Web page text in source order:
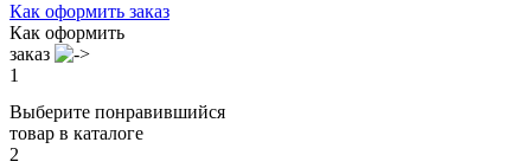
Как оформить заказ
Как оформить
заказ
1
Выберите понравившийся
товар в каталоге
2